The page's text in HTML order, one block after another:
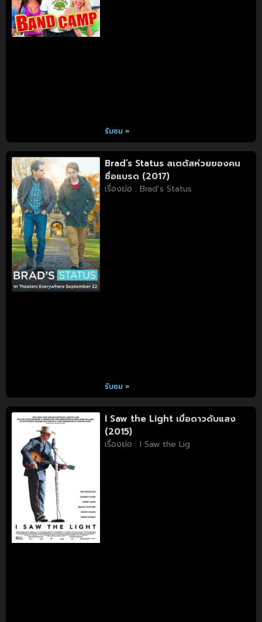
รับชม »
Brad’s Status สเตตัสห่วยของคน
ชื่อแบรด (2017)
เรื่องย่อ : Brad’s Status
รับชม »
I Saw the Light เมื่อดาวดับแสง
(2015)
เรื่องย่อ : I Saw the Lig